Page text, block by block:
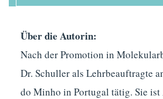
Über die Autorin:
Nach der Promotion in
Dr. Schuller als Lehrbeauftragte
do Minho in Portugal tätig. Sie